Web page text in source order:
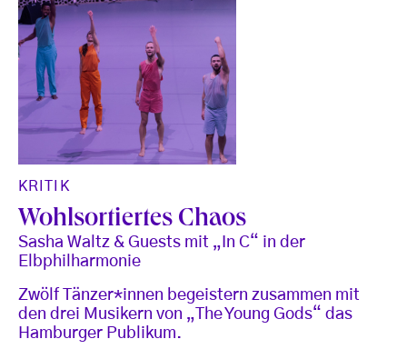
KRITIK
Wohlsortiertes Chaos
Sasha Waltz & Guests mit „In C“ in der
Elbphilharmonie
Zwölf Tänzer*innen begeistern zusammen mit
den drei Musikern von „The Young Gods“ das
Hamburger Publikum.